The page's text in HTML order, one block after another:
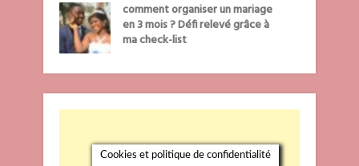
comment organiser un mariage
en 3 mois ? Défi relevé grâce à
ma check-list
Cookies et politique de confidentialité